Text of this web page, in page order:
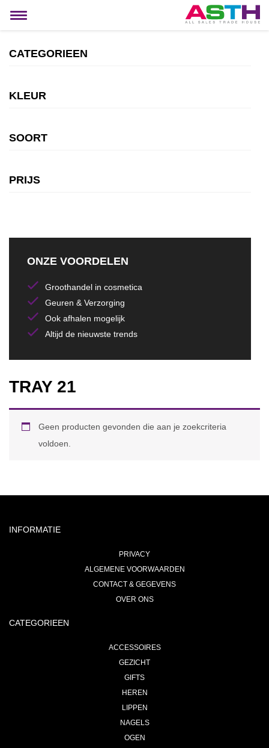
Toggle
CATEGORIEEN
KLEUR
SOORT
PRIJS
ONZE VOORDELEN
Groothandel in cosmetica
Geuren & Verzorging
Ook afhalen mogelijk
Altijd de nieuwste trends
TRAY 21
Geen producten gevonden die aan je zoekcriteria
voldoen.
INFORMATIE
PRIVACY
ALGEMENE VOORWAARDEN
CONTACT & GEGEVENS
OVER ONS
CATEGORIEEN
ACCESSOIRES
GEZICHT
GIFTS
HEREN
LIPPEN
NAGELS
OGEN